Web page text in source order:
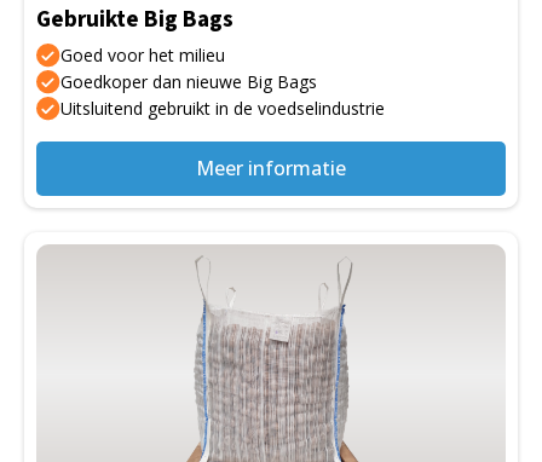
Gebruikte Big Bags
Goed voor het milieu
Goedkoper dan nieuwe Big Bags
Uitsluitend gebruikt in de voedselindustrie
Meer informatie
Dit